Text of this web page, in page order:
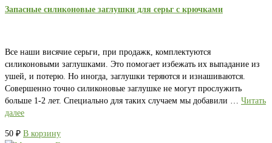
Запасные силиконовые заглушки для серьг с крючками
Все наши висячие серьги, при продажк, комплектуются
силиконовыми заглушками. Это помогает избежать их выпадание из
ушей, и потерю. Но иногда, заглушки теряются и изнашиваются.
Совершенно точно силиконовые заглушке не могут прослужить
больше 1-2 лет. Специально для таких случаем мы добавили … Читать
далее
50 ₽ В корзину